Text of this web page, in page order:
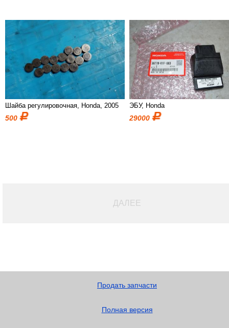
Шайба регулировочная, Honda, 2005
500
ЭБУ, Honda
29000
ДАЛЕЕ
Продать запчасти
Полная версия